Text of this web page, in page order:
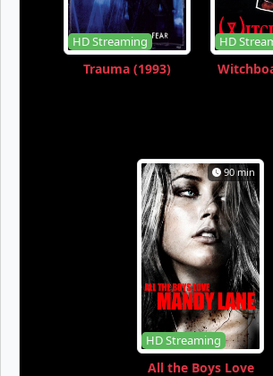
HD Streaming
Trauma (1993)
HD
90 min
HD Streaming
All the Boys Love